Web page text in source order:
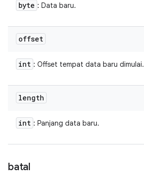
byte : Data baru.
offset
int : Offset tempat data baru dimulai.
length
int : Panjang data baru.
batal